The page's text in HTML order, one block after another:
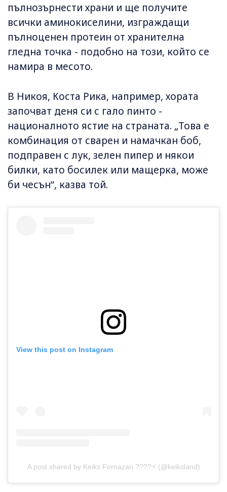
пълнозърнести храни и ще получите
всички аминокиселини, изграждащи
пълноценен протеин от хранителна
гледна точка - подобно на този, който се
намира в месото.
В Никоя, Коста Рика, например, хората
започват деня си с гало пинто -
националното ястие на страната. „Това е
комбинация от сварен и намачкан боб,
подправен с лук, зелен пипер и някои
билки, като босилек или мащерка, може
би чесън“, казва той.
View this post on Instagram
A post shared by Keiks Fornazari ????⚡️ (@keiksland)